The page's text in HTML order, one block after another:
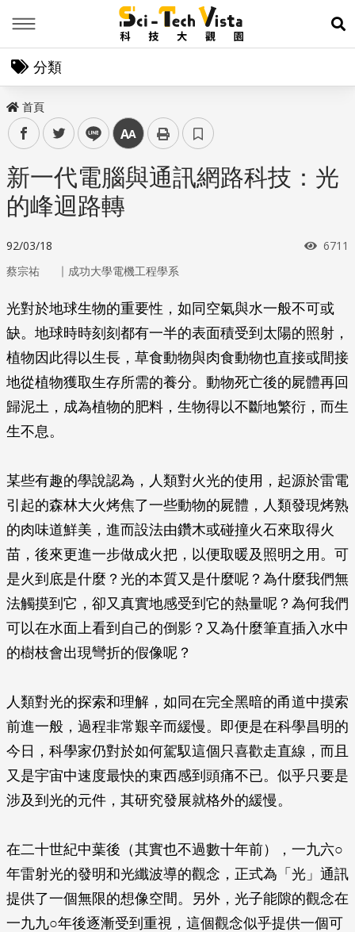
展
分類
首頁
facebooktwitter line 中
新一代電腦與通訊網路科技：光
的峰迴路轉
92/03/18 瀏覽
6711
蔡宗祐 ｜ 成功大學電機工程學系
光對於地球生物的重要性，如同空氣與水一般不可或
缺。地球時時刻刻都有一半的表面積受到太陽的照射，
植物因此得以生長，草食動物與肉食動物也直接或間接
地從植物獲取生存所需的養分。動物死亡後的屍體再回
歸泥土，成為植物的肥料，生物得以不斷地繁衍，而生
生不息。
某些有趣的學說認為，人類對火光的使用，起源於雷電
引起的森林大火烤焦了一些動物的屍體，人類發現烤熟
的肉味道鮮美，進而設法由鑽木或碰撞火石來取得火
苗，後來更進一步做成火把，以便取暖及照明之用。可
是火到底是什麼？光的本質又是什麼呢？為什麼我們無
法觸摸到它，卻又真實地感受到它的熱量呢？為何我們
可以在水面上看到自己的倒影？又為什麼筆直插入水中
的樹枝會出現彎折的假像呢？
人類對光的探索和理解，如同在完全黑暗的甬道中摸索
前進一般，過程非常艱辛而緩慢。即便是在科學昌明的
今日，科學家仍對於如何駕馭這個只喜歡走直線，而且
又是宇宙中速度最快的東西感到頭痛不已。似乎只要是
涉及到光的元件，其研究發展就格外的緩慢。
在二十世紀中葉後（其實也不過數十年前），一九六○
年雷射光的發明和光纖波導的觀念，正式為「光」通訊
提供了一個無限的想像空間。另外，光子能隙的觀念在
一九九○年後逐漸受到重視，這個觀念似乎提供一個可